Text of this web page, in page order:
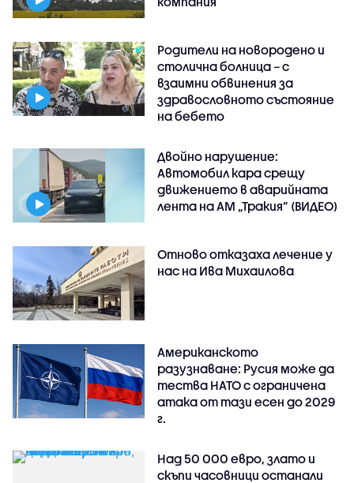
Родители на новородено и
столична болница – с
взаимни обвинения за
здравословното състояние
на бебето
Двойно нарушение:
Автомобил кара срещу
движението в аварийната
лента на АМ „Тракия” (ВИДЕО)
Отново отказаха лечение у
нас на Ива Михаилова
Американското
разузнаване: Русия може да
тества НАТО с ограничена
атака от тази есен до 2029
г.
Над 50 000 евро, злато и
скъпи часовници останали